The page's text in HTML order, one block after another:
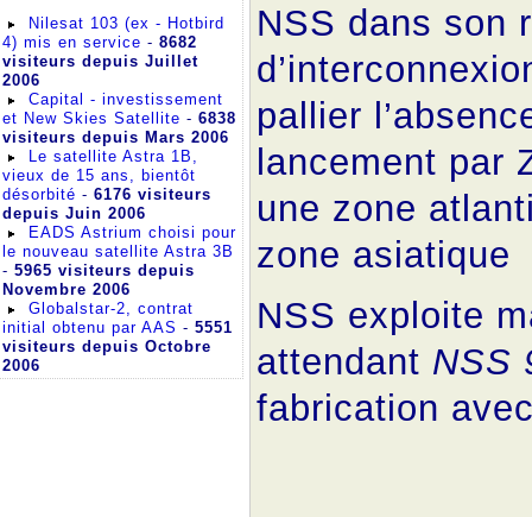
Nilesat 103 (ex - Hotbird
4) mis en service - 8682
visiteurs depuis Juillet
2006
Capital - investissement
et New Skies Satellite - 6838
visiteurs depuis Mars 2006
Le satellite Astra 1B,
vieux de 15 ans, bientôt
désorbité - 6176 visiteurs
depuis Juin 2006
EADS Astrium choisi pour
le nouveau satellite Astra 3B
- 5965 visiteurs depuis
Novembre 2006
Globalstar-2, contrat
initial obtenu par AAS - 5551
visiteurs depuis Octobre
2006
NSS dans son
pallier
lancement par
une zone
zone asiatique
NSS exploite
attendant NSS
fabrication